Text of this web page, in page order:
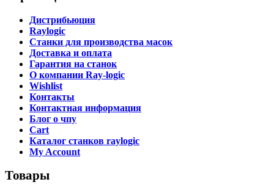
Дистрибьюция
Raylogic
Станки для производства масок
Доставка и оплата
Гарантия на станок
О компании Ray-logic
Wishlist
Контакты
Контактная информация
Блог о чпу
Cart
Каталог станков raylogic
My Account
Товары